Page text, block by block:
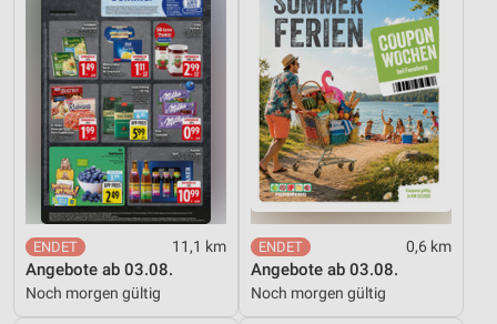
11,1 km
Angebote ab 03.08.
Noch morgen gültig
0,6 km
Angebote ab 03.08.
Noch morgen gültig
Notwendig
Performance
Funktional
Werbung